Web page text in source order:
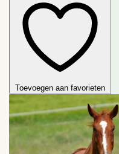
Toevoegen aan favorieten